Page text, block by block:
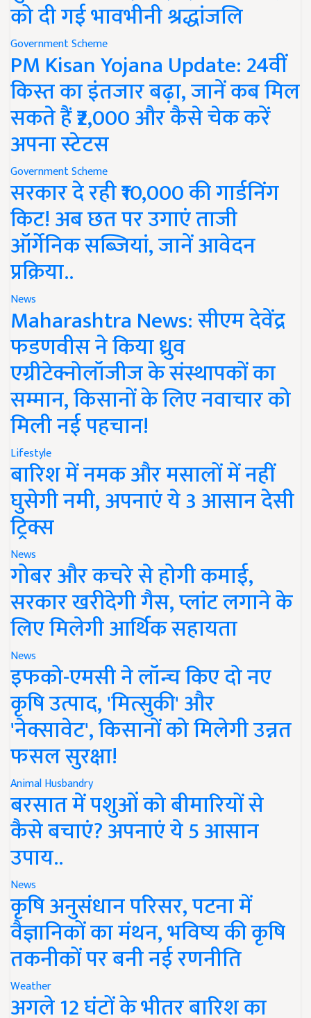
को दी गई भावभीनी श्रद्धांजलि
Government Scheme
PM Kisan Yojana Update: 24वीं
किस्त का इंतजार बढ़ा, जानें कब मिल
सकते हैं ₹2,000 और कैसे चेक करें
अपना स्टेटस
Government Scheme
सरकार दे रही ₹10,000 की गार्डनिंग
किट! अब छत पर उगाएं ताजी
ऑर्गेनिक सब्जियां, जानें आवेदन
प्रक्रिया..
News
Maharashtra News: सीएम देवेंद्र
फडणवीस ने किया ध्रुव
एग्रीटेक्नोलॉजीज के संस्थापकों का
सम्मान, किसानों के लिए नवाचार को
मिली नई पहचान!
Lifestyle
बारिश में नमक और मसालों में नहीं
घुसेगी नमी, अपनाएं ये 3 आसान देसी
ट्रिक्स
News
गोबर और कचरे से होगी कमाई,
सरकार खरीदेगी गैस, प्लांट लगाने के
लिए मिलेगी आर्थिक सहायता
News
इफको-एमसी ने लॉन्च किए दो नए
कृषि उत्पाद, 'मित्सुकी' और
'नेक्सावेट', किसानों को मिलेगी उन्नत
फसल सुरक्षा!
Animal Husbandry
बरसात में पशुओं को बीमारियों से
कैसे बचाएं? अपनाएं ये 5 आसान
उपाय..
News
कृषि अनुसंधान परिसर, पटना में
वैज्ञानिकों का मंथन, भविष्य की कृषि
तकनीकों पर बनी नई रणनीति
Weather
अगले 12 घंटों के भीतर बारिश का